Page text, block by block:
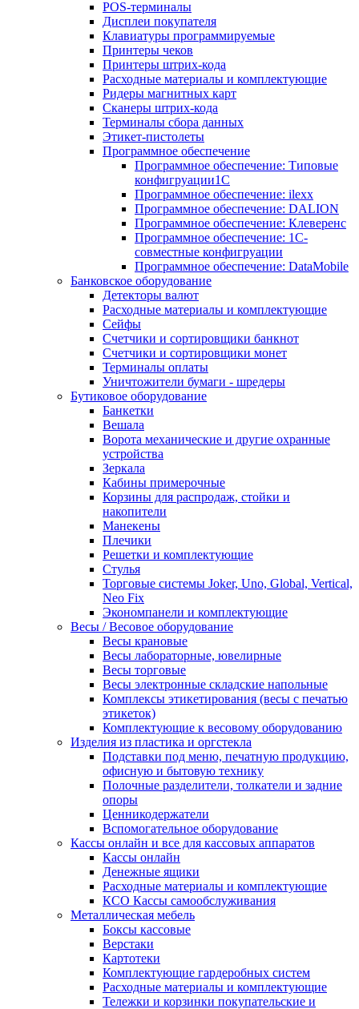
POS-терминалы
Дисплеи покупателя
Клавиатуры программируемые
Принтеры чеков
Принтеры штрих-кода
Расходные материалы и комплектующие
Ридеры магнитных карт
Сканеры штрих-кода
Терминалы сбора данных
Этикет-пистолеты
Программное обеспечение
Программное обеспечение: Типовые
конфигруации1С
Программное обеспечение: ilexx
Программное обеспечение: DALION
Программное обеспечение: Клеверенс
Программное обеспечение: 1С-
совместные конфигруации
Программное обеспечение: DataMobile
Банковское оборудование
Детекторы валют
Расходные материалы и комплектующие
Сейфы
Счетчики и сортировщики банкнот
Счетчики и сортировщики монет
Терминалы оплаты
Уничтожители бумаги - шредеры
Бутиковое оборудование
Банкетки
Вешала
Ворота механические и другие охранные
устройства
Зеркала
Кабины примерочные
Корзины для распродаж, стойки и
накопители
Манекены
Плечики
Решетки и комплектующие
Стулья
Торговые системы Joker, Uno, Global, Vertical,
Neo Fix
Экономпанели и комплектующие
Весы / Весовое оборудование
Весы крановые
Весы лабораторные, ювелирные
Весы торговые
Весы электронные складские напольные
Комплексы этикетирования (весы с печатью
этикеток)
Комплектующие к весовому оборудованию
Изделия из пластика и оргстекла
Подставки под меню, печатную продукцию,
офисную и бытовую технику
Полочные разделители, толкатели и задние
опоры
Ценникодержатели
Вспомогательное оборудование
Кассы онлайн и все для кассовых аппаратов
Кассы онлайн
Денежные ящики
Расходные материалы и комплектующие
КСО Кассы самообслуживания
Металлическая мебель
Боксы кассовые
Верстаки
Картотеки
Комплектующие гардеробных систем
Расходные материалы и комплектующие
Тележки и корзинки покупательские и